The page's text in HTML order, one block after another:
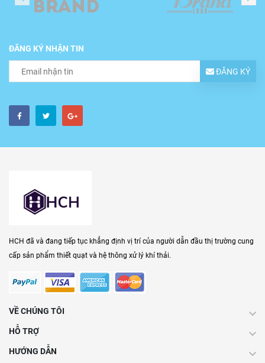
ĐĂNG KÝ NHẬN TIN
ĐĂNG KÝ
HCH đã và đang tiếp tục khẳng định vị trí của người dẫn đầu thị trường cung
cấp sản phẩm thiết quạt và hệ thông xử lý khí thải.
VỀ CHÚNG TÔI
HỖ TRỢ
HƯỚNG DẪN